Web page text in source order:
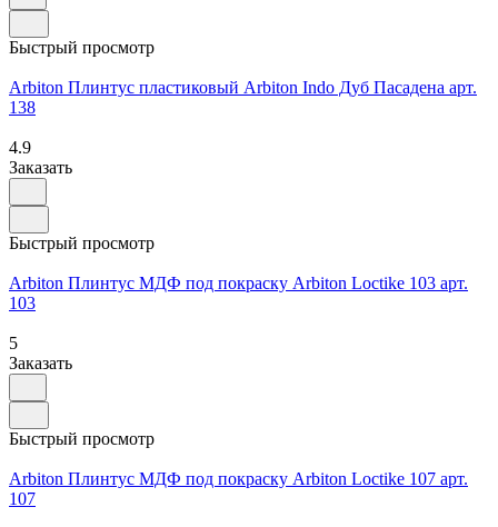
Быстрый просмотр
Arbiton Плинтус пластиковый Arbiton Indo Дуб Пасадена арт.
138
4.9
Заказать
Быстрый просмотр
Arbiton Плинтус МДФ под покраску Arbiton Loctike 103 арт.
103
5
Заказать
Быстрый просмотр
Arbiton Плинтус МДФ под покраску Arbiton Loctike 107 арт.
107